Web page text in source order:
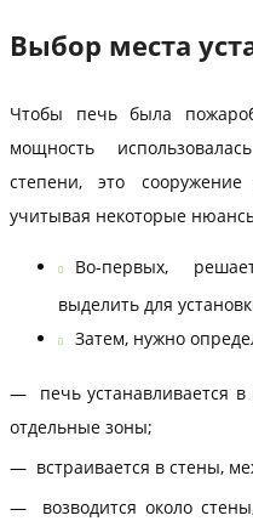
Выбор места
Чтобы печь была
мощность
степени, это
учитывая некоторые
Во-первых,
выделить для
Затем, нужно
— печь устанавливается в
отдельные зоны;
— встраивается в стены,
— возводится около